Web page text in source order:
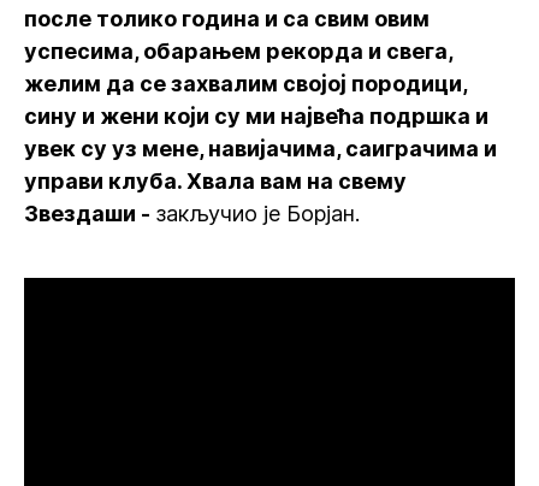
после толико година и са свим овим
успесима, обарањем рекорда и свега,
желим да се захвалим својој породици,
сину и жени који су ми највећа подршка и
увек су уз мене, навијачима, саиграчима и
управи клуба. Хвала вам на свему
Звездаши - закључио је Борјан.